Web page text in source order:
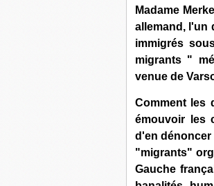
Madame
allemand, l'un
immigrés
migrants "
venue de
Comment les
émouvoir les
d'en dénoncer
"migrants"
Gauche